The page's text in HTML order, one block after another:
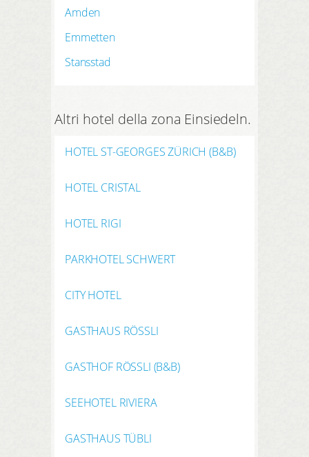
Amden
Emmetten
Stansstad
Altri hotel della zona Einsiedeln.
HOTEL ST-GEORGES ZÜRICH (B&B)
HOTEL CRISTAL
HOTEL RIGI
PARKHOTEL SCHWERT
CITY HOTEL
GASTHAUS RÖSSLI
GASTHOF RÖSSLI (B&B)
SEEHOTEL RIVIERA
GASTHAUS TÜBLI